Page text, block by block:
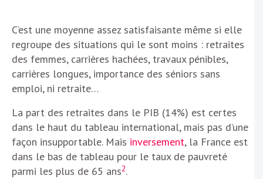
C’est une moyenne assez satisfaisante même si elle
regroupe des situations qui le sont moins : retraites
des femmes, carrières hachées, travaux pénibles,
carrières longues, importance des séniors sans
emploi, ni retraite…
La part des retraites dans le PIB (14%) est certes
dans le haut du tableau international, mais pas d’une
façon insupportable. Mais inversement, la France est
dans le bas de tableau pour le taux de pauvreté
parmi les plus de 65 ans2.